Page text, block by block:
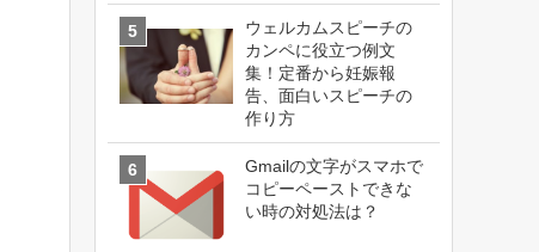
ウェルカムスピーチの
カンペに役立つ例文
集！定番から妊娠報
告、面白いスピーチの
作り方
Gmailの文字がスマホで
コピーペーストできな
い時の対処法は？